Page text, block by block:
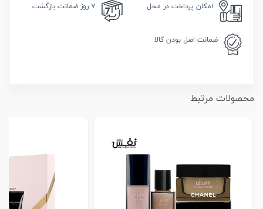
امکان پرداخت در محل ۷ روز ضمانت بازگشت
ضمانت اصل بودن کالا
محصولات مرتبط